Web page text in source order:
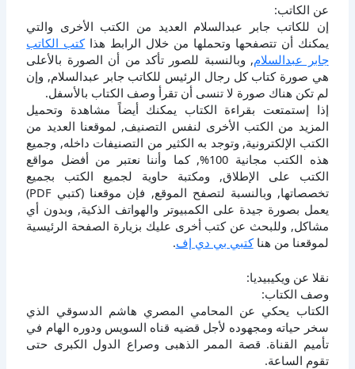
عن الكاتب:
إن للكاتب جابر عبدالسلام العديد من الكتب الأخرى والتي
يمكنك أن تتصفحها وتحملها من خلال الرابط هذاكتب الكاتب
جابر عبدالسلام, وبالنسبة للصور تأكد من أن الصورة بالأعلى
هي صورة كتاب كل رجال الرئيس للكاتب جابر عبدالسلام, وإن
لم تكن هناك صورة لا تنسى أن تقرأ وصف الكتاب بالأسفل.
إذا إستمتعت بقراءة الكتاب يمكنك أيضاً مشاهدة وتحميل
المزيد من الكتب الأخرى لنفس التصنيف, لموقعنا العديد من
الكتب الإلكترونية, وتوجد به الكثير من التصنيفات داخله, وجميع
هذه الكتب مجانية 100%, كما وأننا نعتبر من أفضل مواقع
الكتب على الإطلاق, ومكتبة حاوية لجميع الكتب بجميع
تخصصاتها, وبالنسبة لتصفح الموقع, فإن موقعنا (كتبي PDF)
يعمل بصورة جيدة على الكمبيوتر والهواتف الذكية, وبدون أي
مشاكل, وللبحث عن كتب أخرى عليك بزيارة الصفحة الرئيسية
لموقعنا من هناكتبي بي دي إف.
نقلا عن ويكيبيديا:
وصف الكتاب:
الكتاب يحكي عن المحامي المصري هاشم الدسوقي الذي
سخر حياته ومجهوده لأجل قضيه قناه السويس ودوره الهام في
تأميم القناة. قصة الممر الذهبى وصراع الدول الكبرى حتى
تقوم الساعة.